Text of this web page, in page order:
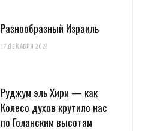
Разнообразный Израиль
17 ДЕКАБРЯ 2021
Руджум эль Хири — как
Колесо духов крутило нас
по Голанским высотам